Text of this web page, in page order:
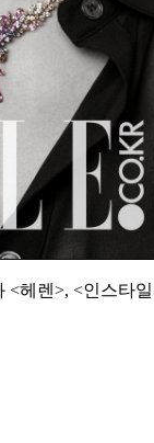
헤렌>, <인스타